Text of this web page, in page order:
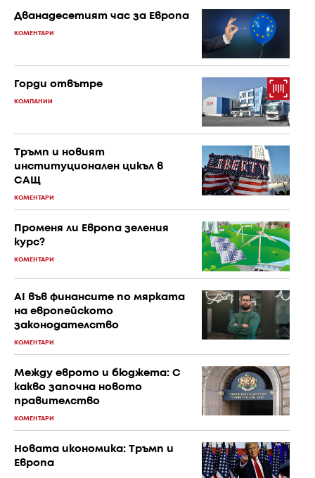
Дванадесетият час за Европа
КОМЕНТАРИ
Горди отвътре
КОМПАНИИ
Тръмп и новият
институционален цикъл в
САЩ
КОМЕНТАРИ
Променя ли Европа зеления
курс?
КОМЕНТАРИ
AI във финансите по мярката
на европейското
законодателство
КОМЕНТАРИ
Между еврото и бюджета: С
какво започна новото
правителство
КОМЕНТАРИ
Новата икономика: Тръмп и
Европа